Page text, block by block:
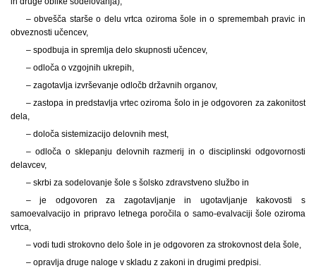
– obvešča starše o delu vrtca oziroma šole in o spremembah pravic in
obveznosti učencev,
– spodbuja in spremlja delo skupnosti učencev,
– odloča o vzgojnih ukrepih,
– zagotavlja izvrševanje odločb državnih organov,
– zastopa in predstavlja vrtec oziroma šolo in je odgovoren za zakonitost
dela,
– določa sistemizacijo delovnih mest,
– odloča o sklepanju delovnih razmerij in o disciplinski odgovornosti
delavcev,
– skrbi za sodelovanje šole s šolsko zdravstveno službo in
– je odgovoren za zagotavljanje in ugotavljanje kakovosti s
samoevalvacijo in pripravo letnega poročila o samo-evalvaciji šole oziroma
vrtca,
– vodi tudi strokovno delo šole in je odgovoren za strokovnost dela šole,
– opravlja druge naloge v skladu z zakoni in drugimi predpisi.